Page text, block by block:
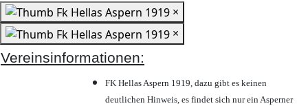
×
×
Vereinsinformationen:
FK Hellas Aspern 1919, dazu gibt es keinen
deutlichen Hinweis, es findet sich nur ein Asperner